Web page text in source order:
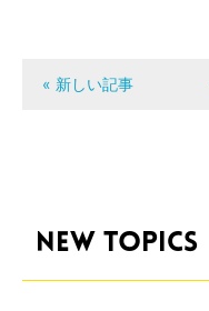
« 新しい記事
NEW TOPICS